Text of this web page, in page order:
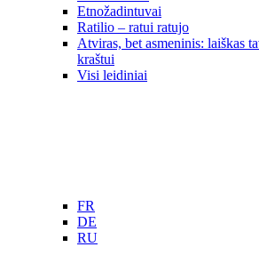
Etnožadintuvai
Ratilio – ratui ratujo
Atviras, bet asmeninis: laiškas
kraštui
Visi leidiniai
FR
DE
RU